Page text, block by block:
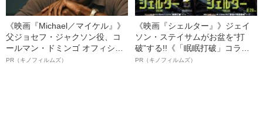
《映画『Michael／マイケル』》
父ジョセフ・ジャクソン役、コ
ールマン・ドミンゴ オフィシャ
ルインタビュー“観客を魅了した
PR（キノフィルムズ）
《映画『シェルター』》ジェイ
ソン・ステイサムがお盆を“打
破”する!!《「眠眠打破」コラ
ボ》
PR（キノフィルムズ）